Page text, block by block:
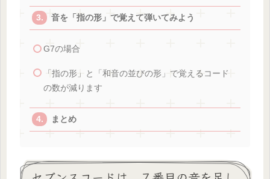
音を「指の形」で覚えて弾いてみよう
G7の場合
「指の形」と「和音の並びの形」で覚えるコード
の数が減ります
まとめ